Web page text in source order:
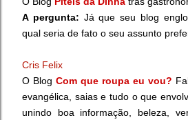
A pergunta: Já que seu blog
qual seria de fato o seu assunto
Cris Felix
O Blog Com que roupa eu vou?
evangélica, saias e tudo o que
unindo boa informação, beleza,